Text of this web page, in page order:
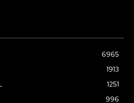
6965
1913
1251
996